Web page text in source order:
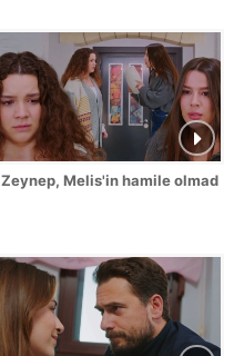
Zeynep, Melis'in hamile